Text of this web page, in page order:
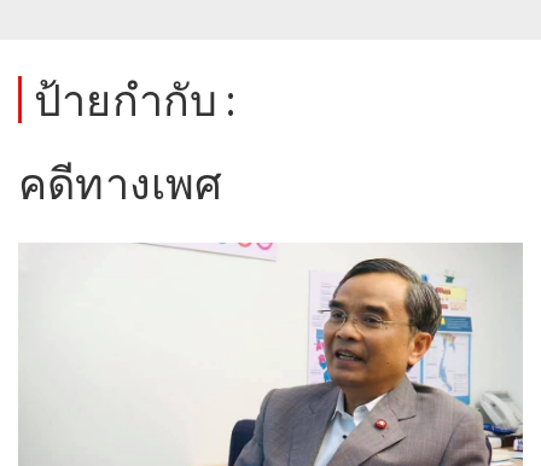
ป้ายกำกับ :
คดีทางเพศ